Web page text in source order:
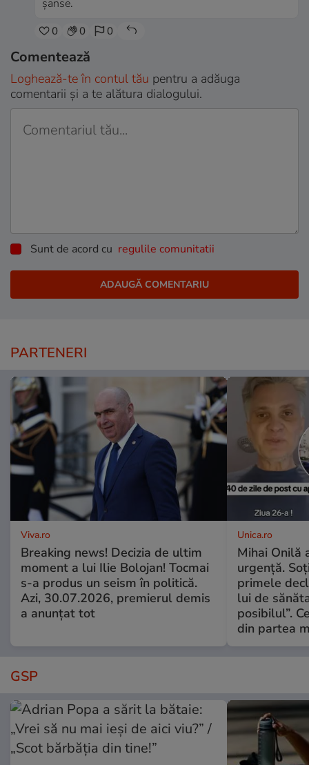
șanse.
0 0 0
Comentează
Loghează-te în contul tău pentru a adăuga
comentarii și a te alătura dialogului.
Sunt de acord cu regulile comunitatii
PARTENERI
Viva.ro
Breaking news! Decizia de ultim
moment a lui Ilie Bolojan! Tocmai
s-a produs un seism în politică.
Azi, 30.07.2026, premierul demis
a anunțat tot
Unica.ro
Mihai Onilă
urgență.
primele
lui de
posibilul”.
din partea
GSP